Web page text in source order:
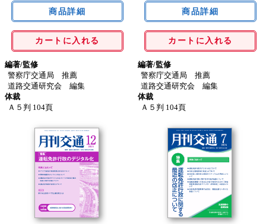
カートに入れる
編著/監修
警察庁交通局 推薦
道路交通研究会 編集
体裁
Ａ５判 104頁
カートに入れる
編著/監修
警察庁交通局 推薦
道路交通研究会 編集
体裁
Ａ５判 104頁